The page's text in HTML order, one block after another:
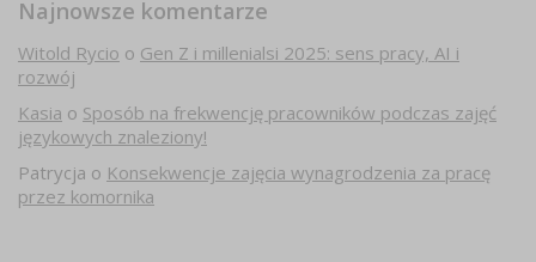
Najnowsze komentarze
Witold Rycio o Gen Z i millenialsi 2025: sens pracy, AI i
rozwój
Kasia o Sposób na frekwencję pracowników podczas zajęć
językowych znaleziony!
Patrycja o Konsekwencje zajęcia wynagrodzenia za pracę
przez komornika